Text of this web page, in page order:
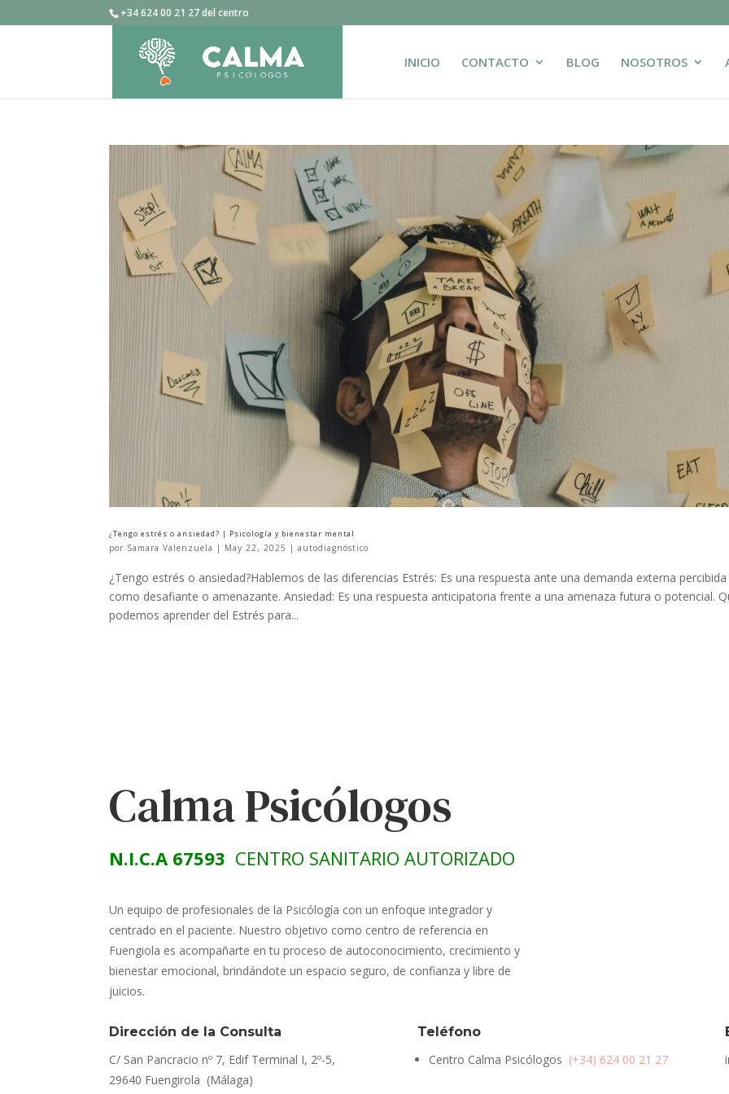
+34 624 00 21 27 del centro
INICIO CONTACTO BLOG NOSOTROS
¿Tengo estrés o ansiedad? | Psicología y bienestar mental
por Samara Valenzuela | May 22, 2025 |autodiagnóstico
¿Tengo estrés o ansiedad?Hablemos de las diferencias Estrés: Es una respuesta ante una demanda externa percibida
como desafiante o amenazante. Ansiedad: Es una respuesta anticipatoria frente a una amenaza futura o potencial.
podemos aprender del Estrés para...
Calma Psicólogos
N.I.C.A 67593 CENTRO SANITARIO AUTORIZADO
Un equipo de profesionales de la Psicólogía con un enfoque integrador y
centrado en el paciente. Nuestro objetivo como centro de referencia en
Fuengiola es acompañarte en tu proceso de autoconocimiento, crecimiento y
bienestar emocional, brindándote un espacio seguro, de confianza y libre de
juicios.
Dirección de la Consulta
C/ San Pancracio nº 7, Edif Terminal I, 2º-5,
29640 Fuengirola (Málaga)
Teléfono
Centro Calma Psicólogos (+34) 624 00 21 27